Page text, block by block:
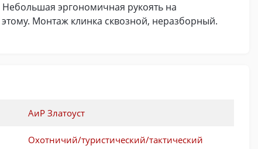
эргономичная рукоять на
Монтаж клинка сквозной, неразборный.
АиР Златоуст
Охотничий/туристический/тактический